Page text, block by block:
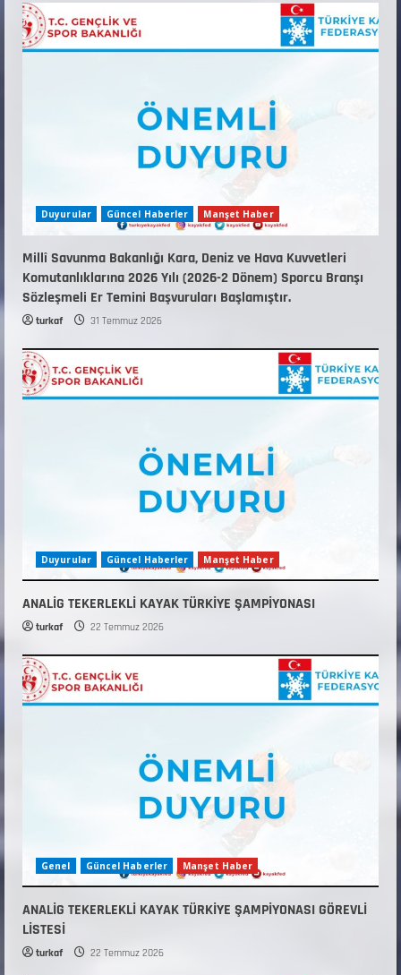
KAYAKLI KOŞU VE BİATHLON 3.KADEME
Duyurular Güncel Haberler Manşet Haber
Millî Savunma Bakanlığı Kara, Deniz ve Hava Kuvvetleri
Komutanlıklarına 2026 Yılı (2026-2 Dönem) Sporcu Branşı
Sözleşmeli Er Temini Başvuruları Başlamıştır.
turkaf 31 Temmuz 2026
Duyurular Güncel Haberler Manşet Haber
ANALİG TEKERLEKLİ KAYAK TÜRKİYE ŞAMPİYONASI
turkaf 22 Temmuz 2026
Genel Güncel Haberler Manşet Haber
ANALİG TEKERLEKLİ KAYAK TÜRKİYE ŞAMPİYONASI GÖREVLİ
LİSTESİ
turkaf 22 Temmuz 2026